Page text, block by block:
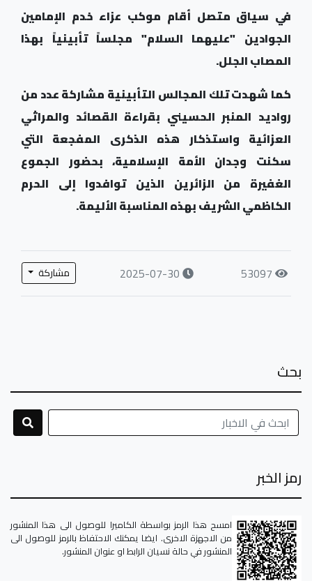
في سياق متصل أقام موكب عزاء خدم الإمامين
الجوادين "عليهما السلام" مجلساً تأبينياً بهذا
المصاب الجلل.
كما شهدت تلك المجالس التأبينية مشاركة عدد من
رواديد المنبر الحسيني بقراءة القصائد والمراثي
العزائية واستذكار هذه الذكرى المفجعة التي
سكنت وجدان الأمة الإسلامية، بحضور الجموع
الغفيرة من الزائرين الذين توافدوا إلى الحرم
الكاظمي الشريف بهذه المناسبة الأليمة.
53097
2025-07-30 مشاركة
بحث
رمز الخبر
امسح هذا الرمز بواسطة الكاميرا للوصول الى هذا المنشور
من الاجهزة الاخرى. ايضا يمكنك الاحتفاظ بالرمز للوصول الى
المنشور في حالة نسيان الرابط او عنوان المنشور.